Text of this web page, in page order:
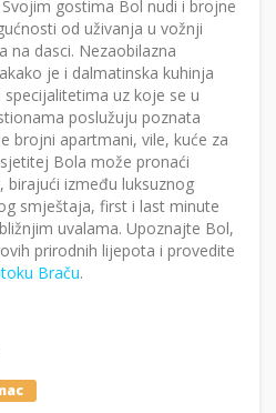
gostima Bol nudi i brojne
od uživanja u vožnji
na dasci. Nezaobilazna
je i dalmatinska kuhinja
uz koje se u
poslužuju poznata
brojni apartmani, vile, kuće za
Bola može pronaći
između luksuznog
smještaja, first i last minute
uvalama. Upoznajte Bol,
prirodnih lijepota i provedite
Braču.